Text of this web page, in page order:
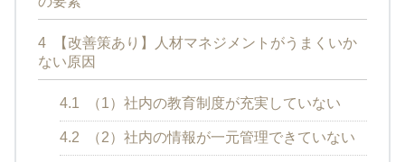
4
【改善策あり】人材マネジメントがうまくいか
ない原因
4.1 （1）社内の教育制度が充実していない
4.2 （2）社内の情報が一元管理できていない